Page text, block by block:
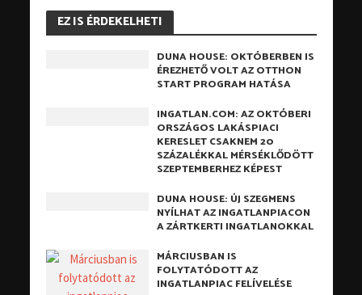
EZ IS ÉRDEKELHETI
DUNA HOUSE: OKTÓBERBEN IS
ÉREZHETŐ VOLT AZ OTTHON
START PROGRAM HATÁSA
INGATLAN.COM: AZ OKTÓBERI
ORSZÁGOS LAKÁSPIACI
KERESLET CSAKNEM 20
SZÁZALÉKKAL MÉRSÉKLŐDÖTT
SZEPTEMBERHEZ KÉPEST
DUNA HOUSE: ÚJ SZEGMENS
NYÍLHAT AZ INGATLANPIACON
A ZÁRTKERTI INGATLANOKKAL
MÁRCIUSBAN IS
FOLYTATÓDOTT AZ
INGATLANPIAC FELÍVELÉSE